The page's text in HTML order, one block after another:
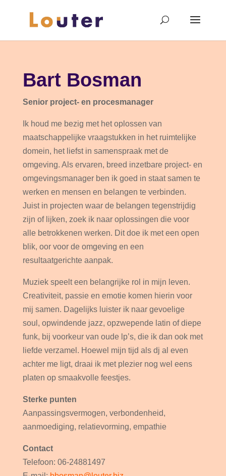
Bart Bosman
Senior project- en procesmanager
Ik houd me bezig met het oplossen van
maatschappelijke vraagstukken in het ruimtelijke
domein, het liefst in samenspraak met de
omgeving. Als ervaren, breed inzetbare project- en
omgevingsmanager ben ik goed in staat samen te
werken en mensen en belangen te verbinden.
Juist in projecten waar de belangen tegenstrijdig
zijn of lijken, zoek ik naar oplossingen die voor
alle betrokkenen werken. Dit doe ik met een open
blik, oor voor de omgeving en een
resultaatgerichte aanpak.
Muziek speelt een belangrijke rol in mijn leven.
Creativiteit, passie en emotie komen hierin voor
mij samen. Dagelijks luister ik naar gevoelige
soul, opwindende jazz, opzwepende latin of diepe
funk, bij voorkeur van oude lp’s, die ik dan ook met
liefde verzamel. Hoewel mijn tijd als dj al even
achter me ligt, draai ik met plezier nog wel eens
platen op smaakvolle feestjes.
Sterke punten
Aanpassingsvermogen, verbondenheid,
aanmoediging, relatievorming, empathie
Contact
Telefoon: 06-24881497